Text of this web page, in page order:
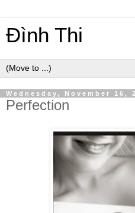
Đình Thi
Wednesday, November 16,
Perfection